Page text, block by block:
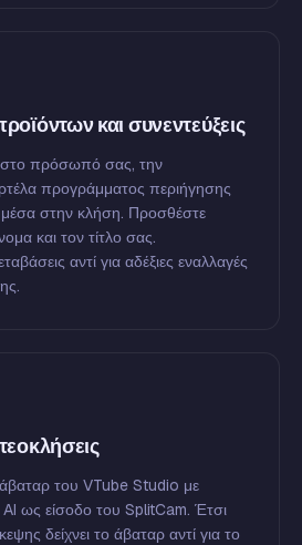
και συνεντεύξεις
στο πρόσωπό σας, την
προγράμματος περιήγησης
στην κλήση. Προσθέστε
και τον τίτλο σας.
αντί για αδέξιες εναλλαγές
του VTube Studio με
ως είσοδο του SplitCam. Έτσι
δείχνει το άβαταρ αντί για το